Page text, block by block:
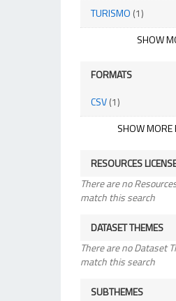
TURISMO (1)
SHOW
FORMATS
CSV(1)
SHOW MORE
RESOURCES
There are no
match this search
DATASET THEMES
There are no Dataset
match this search
SUBTHEMES